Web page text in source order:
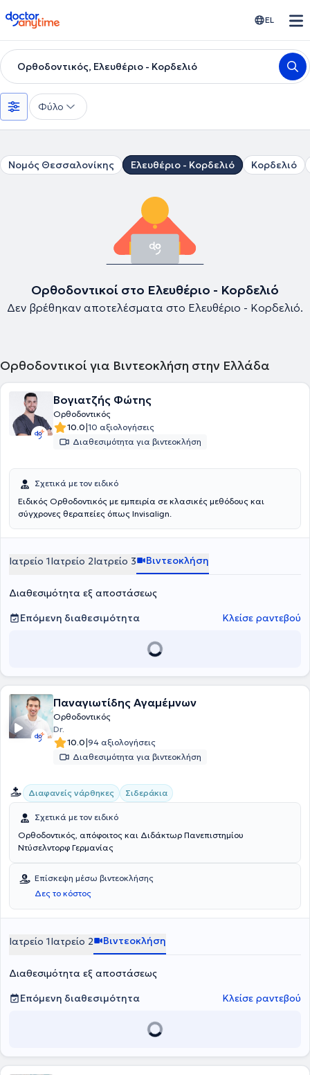
doctoranytime EL
Ορθοδοντικός, Ελευθέριο - Κορδελιό
Φύλο
Νομός Θεσσαλονίκης Ελευθέριο - Κορδελιό Κορδελιό
Ορθοδοντικοί στο Ελευθέριο - Κορδελιό
Δεν βρέθηκαν αποτελέσματα στο Ελευθέριο - Κορδελιό.
Ορθοδοντικοί για Βιντεοκλήση στην Ελλάδα
Βογιατζής Φώτης
Ορθοδοντικός
10.0|10 αξιολογήσεις
Διαθεσιμότητα για βιντεοκλήση
Σχετικά με τον ειδικό
Ειδικός Ορθοδοντικός με εμπειρία σε κλασικές μεθόδους και
σύγχρονες θεραπείες όπως Invisalign.
Ιατρείο 1Ιατρείο 2Ιατρείο 3 Βιντεοκλήση
Διαθεσιμότητα εξ αποστάσεως
Επόμενη διαθεσιμότητα
Κλείσε ραντεβού
Παναγιωτίδης Αγαμέμνων
Ορθοδοντικός
Dr.
10.0|94 αξιολογήσεις
Διαθεσιμότητα για βιντεοκλήση
Διαφανείς νάρθηκες Σιδεράκια
Σχετικά με τον ειδικό
Ορθοδοντικός, απόφοιτος και Διδάκτωρ Πανεπιστημίου
Ντύσελντορφ Γερμανίας
Επίσκεψη μέσω βιντεοκλήσης
Δες το κόστος
Ιατρείο 1Ιατρείο 2 Βιντεοκλήση
Διαθεσιμότητα εξ αποστάσεως
Επόμενη διαθεσιμότητα
Κλείσε ραντεβού